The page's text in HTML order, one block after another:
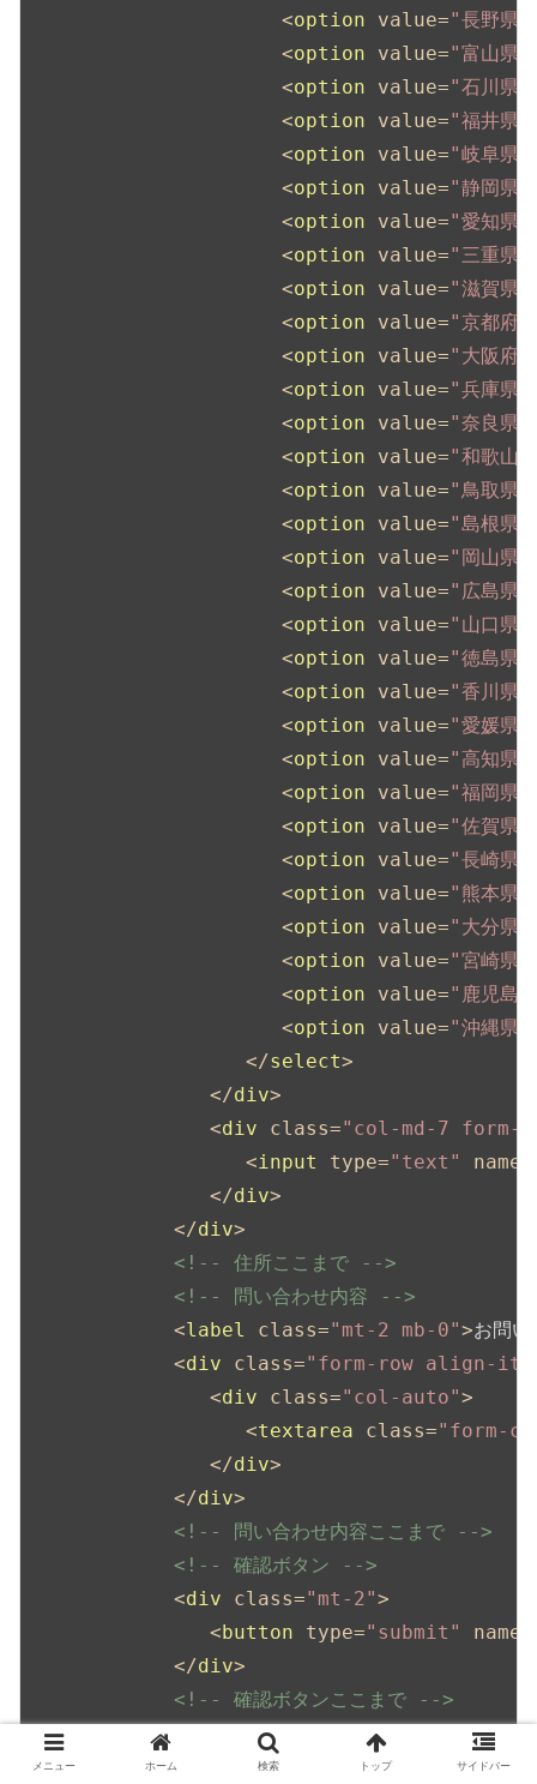
<option value="長野県"
<option value="富山県"
<option value="石川県"
<option value="福井県"
<option value="岐阜県"
<option value="静岡県"
<option value="愛知県"
<option value="三重県"
<option value="滋賀県"
<option value="京都府"
<option value="大阪府"
<option value="兵庫県"
<option value="奈良県"
<option value="和歌山
<option value="鳥取県"
<option value="島根県"
<option value="岡山県"
<option value="広島県"
<option value="山口県"
<option value="徳島県"
<option value="香川県"
<option value="愛媛県"
<option value="高知県"
<option value="福岡県"
<option value="佐賀県"
<option value="長崎県"
<option value="熊本県"
<option value="大分県"
<option value="宮崎県"
<option value="鹿児島
<option value="沖縄県"
</select>
</div>
<div class="col-md-7 form-
<input type="text" name
</div>
</div>
<!-- 住所ここまで -->
<!-- 問い合わせ内容 -->
<label class="mt-2 mb-0">お問い
<div class="form-row align-
<div class="col-auto">
<textarea class="form-
</div>
</div>
<!-- 問い合わせ内容ここまで -->
<!-- 確認ボタン -->
<div class="mt-2">
< button type="submit" name
</div>
<!-- 確認ボタンここまで -->
</form
<!-- page_flagが0の入力ページここま
メニュー ホーム 検索 トップ サイドバー